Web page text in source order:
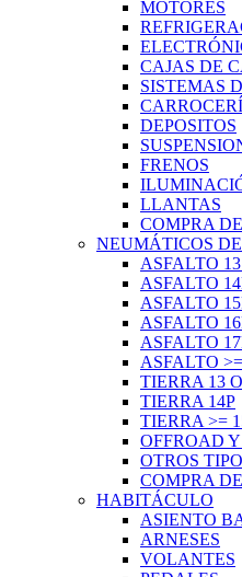
MOTORES
CAJAS DE
SISTEMAS
DEPOSITOS
FRENOS
LLANTAS
COMPRA
NEUMÁTICOS
ASFALTO
ASFALTO
ASFALTO
ASFALTO
ASFALTO
ASFALTO
TIERRA 13
TIERRA 14P
TIERRA >=
OFFROAD
OTROS
COMPRA
HABITÁCULO
ASIENTO
ARNESES
VOLANTES